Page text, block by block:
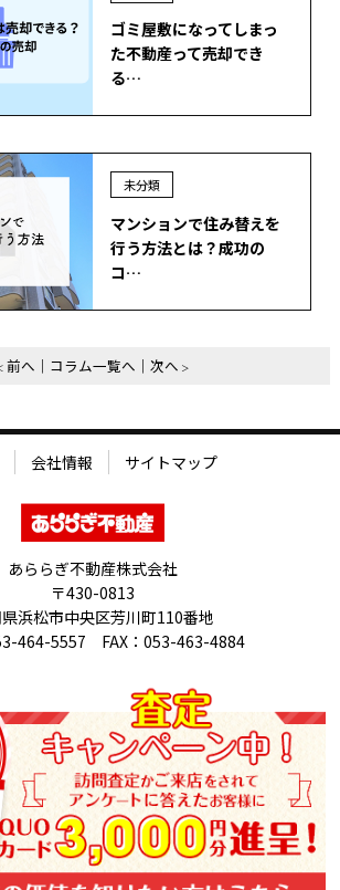
ゴミ屋敷になってしまっ
た不動産って売却でき
る…
未分類
マンションで住み替えを
行う方法とは？成功の
コ…
前へ コラム一覧へ 次へ
会社情報 サイトマップ
あららぎ不動産株式会社
〒430-0813
浜松市中央区芳川町110番地
464-5557 FAX：053-463-4884